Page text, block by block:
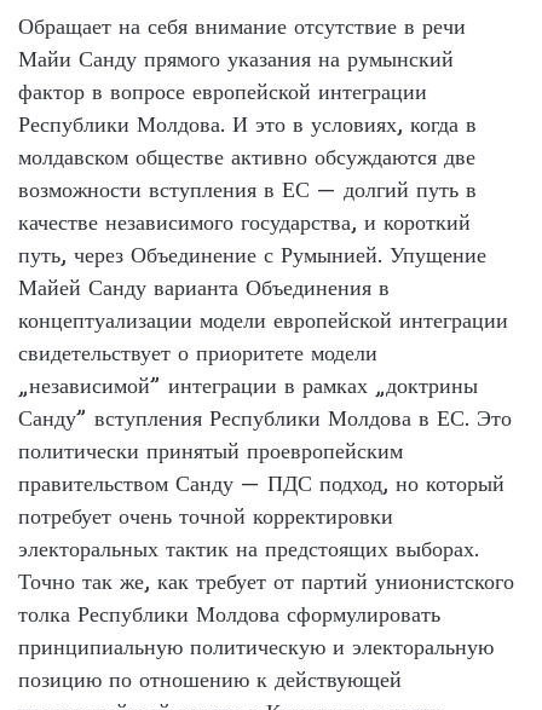
Обращает на себя внимание отсутствие в речи
Майи Санду прямого указания на румынский
фактор в вопросе европейской интеграции
Республики Молдова. И это в условиях, когда в
молдавском обществе активно обсуждаются две
возможности вступления в ЕС — долгий путь в
качестве независимого государства, и короткий
путь, через Объединение с Румынией. Упущение
Майей Санду варианта Объединения в
концептуализации модели европейской интеграции
свидетельствует о приоритете модели
„независимой” интеграции в рамках „доктрины
Санду” вступления Республики Молдова в ЕС. Это
политически принятый проевропейским
правительством Санду — ПДС подход, но который
потребует очень точной корректировки
электоральных тактик на предстоящих выборах.
Точно так же, как требует от партий унионистского
толка Республики Молдова сформулировать
принципиальную политическую и электоральную
позицию по отношению к действующей